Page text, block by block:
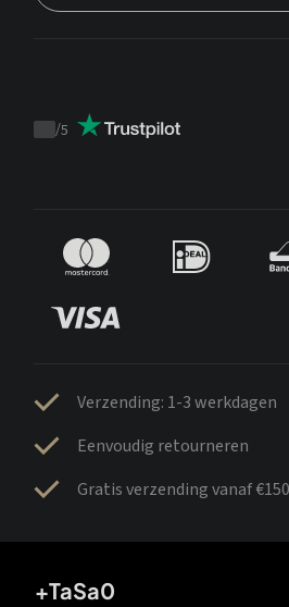
Trustpilot
/5
Verzending: 1-3 werkdagen
Eenvoudig retourneren
Gratis verzending vanaf €150
+TaSa0